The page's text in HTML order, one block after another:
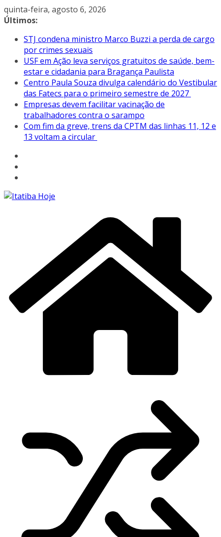
Pular
para
conteúdo
quinta-feira, agosto 6, 2026
Últimos:
STJ condena ministro Marco Buzzi a perda de cargo
por crimes sexuais
USF em Ação leva serviços gratuitos de saúde, bem-
estar e cidadania para Bragança Paulista
Centro Paula Souza divulga calendário do Vestibular
das Fatecs para o primeiro semestre de 2027
Empresas devem facilitar vacinação de
trabalhadores contra o sarampo
Com fim da greve, trens da CPTM das linhas 11, 12 e
13 voltam a circular